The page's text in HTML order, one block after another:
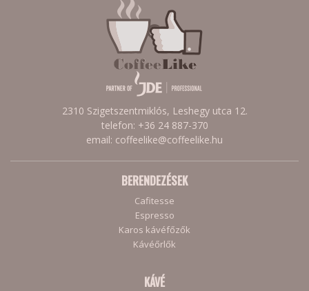
2310 Szigetszentmiklós, Leshegy utca 12.
telefon: +36 24 887-370
email: coffeelike@coffeelike.hu
BERENDEZÉSEK
Cafitesse
Espresso
Karos kávéfőzők
Kávéőrlők
KÁVÉ